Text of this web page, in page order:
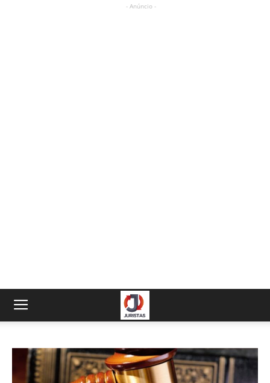
- Anúncio -